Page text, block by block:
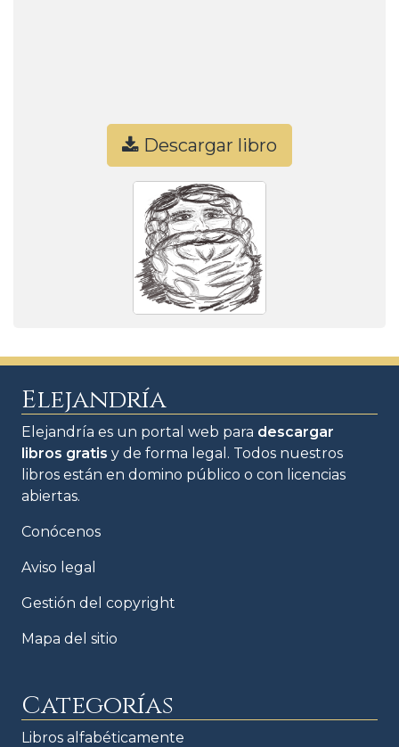
Descargar libro
Elejandría
Elejandría es un portal web para descargar
libros gratis y de forma legal. Todos nuestros
libros están en domino público o con licencias
abiertas.
Conócenos
Aviso legal
Gestión del copyright
Mapa del sitio
Categorías
Libros alfabéticamente